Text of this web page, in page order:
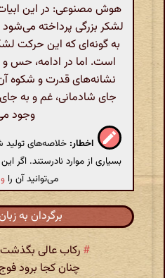
هوش مصنوعی: در این
لشکر بزرگی پرداخته
به گونه‌ای که این حرکت
است. اما در ادامه، حس و
نشانه‌های قدرت و شکوه
جای شادمانی، غم و به
وجود
اخطار: خلاصه‌های
بسیاری از موارد نادرستند. اگر
می‌توانید آن را
برگردان به
# رکاب عالی
چنان کجا برود